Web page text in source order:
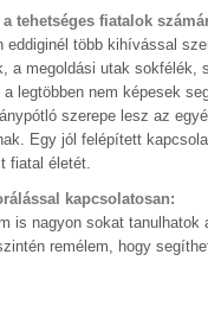
tehetséges fiatalok
eddiginél több kihívással
a megoldási utak sokfélék,
legtöbben nem képesek
szerepe lesz az
Egy jól felépített
fiatal életét.
kapcsolatosan:
is nagyon sokat
remélem, hogy